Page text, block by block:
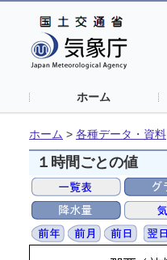
ホーム
ホーム > 各種データ・資料
１時間ごとの値